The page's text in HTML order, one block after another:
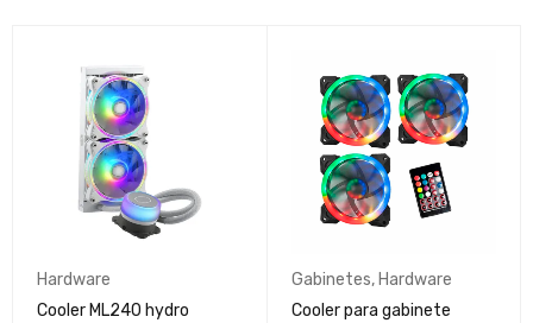
Hardware
Cooler ML240 hydro
Gabinetes,Hardware
Cooler para gabinete